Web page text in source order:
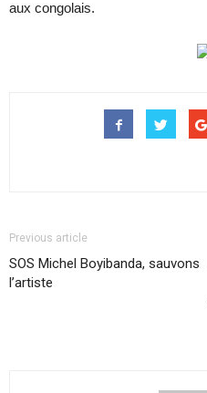
aux congolais.
Previous article
SOS Michel Boyibanda, sauvons
l’artiste